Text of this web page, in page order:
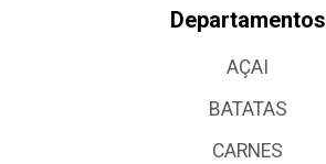
Departamentos
AÇAI
BATATAS
CARNES